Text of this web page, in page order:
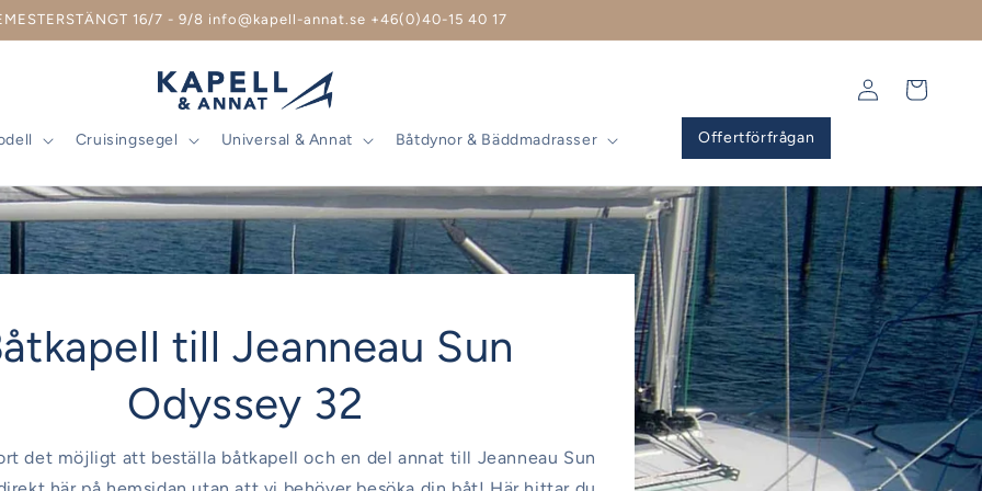
16/7 - 9/8 info@kapell-annat.se +46(0)40-15 40 17
Cruisingsegel Universal & Annat Båtdynor & Bäddmadrasser Offertförfrågan
Logga
Varukorg
till Jeanneau Sun
Odyssey 32
det möjligt att beställa båtkapell och en del annat till Jeanneau Sun